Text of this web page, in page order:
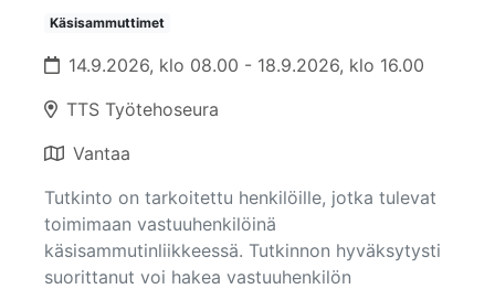
Käsisammuttimet
14.9.2026, klo 08.00 - 18.9.2026, klo 16.00
TTS Työtehoseura
Vantaa
Tutkinto on tarkoitettu henkilöille, jotka tulevat
toimimaan vastuuhenkilöinä
käsisammutinliikkeessä. Tutkinnon hyväksytysti
suorittanut voi hakea vastuuhenkilön